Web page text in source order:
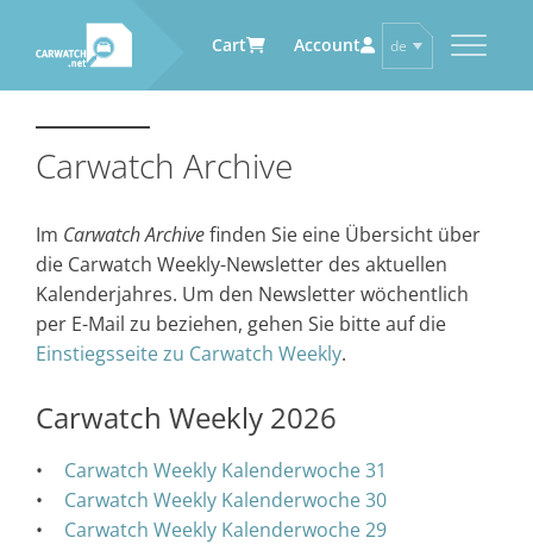
Cart Account de
en
CARWATCH
Was– ist Carwatch?
Daten?
Wie– funktioniert Carwatch?
Wer– betreibt Carwatch?
CARWATCH FÜR
CARWATCH FÜR
CARWATCH FÜR ZULIEFERER
Carwatch Weekly
Carwatch Archive
Im Carwatch Archivefinden Sie eine Übersicht über
die Carwatch Weekly-Newsletter des aktuellen
Kalenderjahres. Um den Newsletter wöchentlich
per E-Mail zu beziehen, gehen Sie bitte auf die
Einstiegsseite zu Carwatch Weekly.
Carwatch Weekly 2026
Carwatch Weekly Kalenderwoche 31
Carwatch Weekly Kalenderwoche 30
Carwatch Weekly Kalenderwoche 29